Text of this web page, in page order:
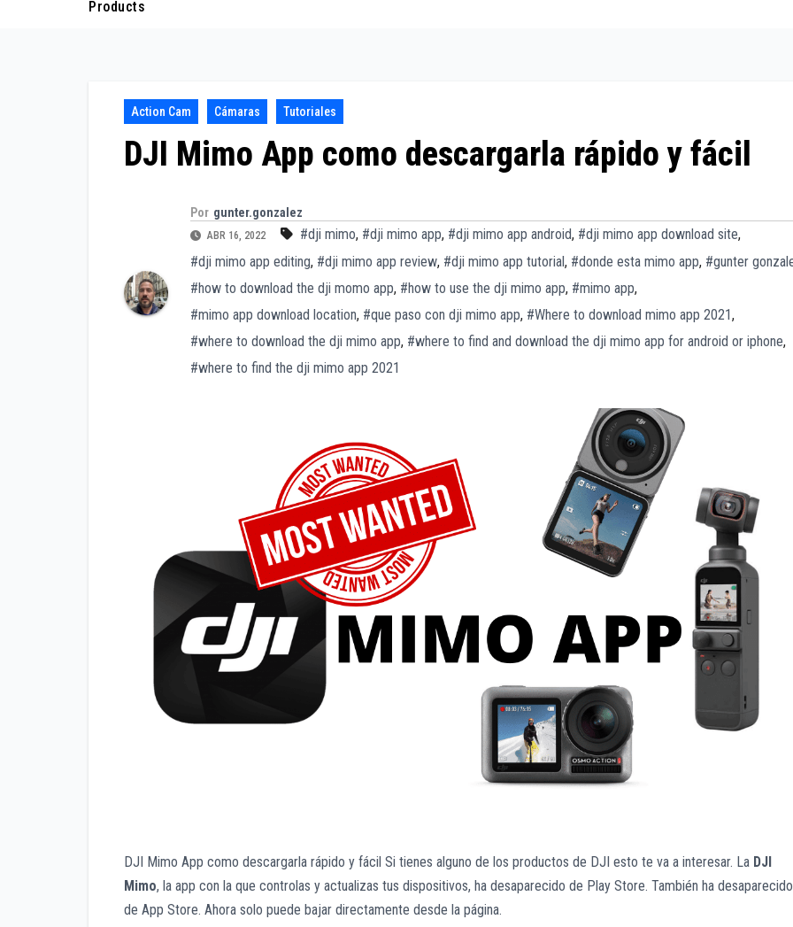
Products
Action Cam Cámaras Tutoriales
DJI Mimo App como descargarla rápido y fácil
Por gunter.gonzalez
ABR 16, 2022 #dji mimo, #dji mimo app, #dji mimo app android, #dji mimo app download site,
#dji mimo app editing, #dji mimo app review, #dji mimo app tutorial, #donde esta mimo app, #gunter
#how to download the dji momo app, #how to use the dji mimo app, #mimo app,
#mimo app download location, #que paso con dji mimo app, #Where to download mimo app 2021,
#where to download the dji mimo app, #where to find and download the dji mimo app for android or iphone,
#where to find the dji mimo app 2021
DJI Mimo App como descargarla rápido y fácil Si tienes alguno de los productos de DJI esto te va a interesar. La DJI
Mimo, la app con la que controlas y actualizas tus dispositivos, ha desaparecido de Play Store. También ha desaparecido
de App Store. Ahora solo puede bajar directamente desde la página.